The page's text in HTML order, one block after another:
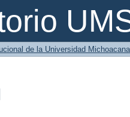
de la Universidad